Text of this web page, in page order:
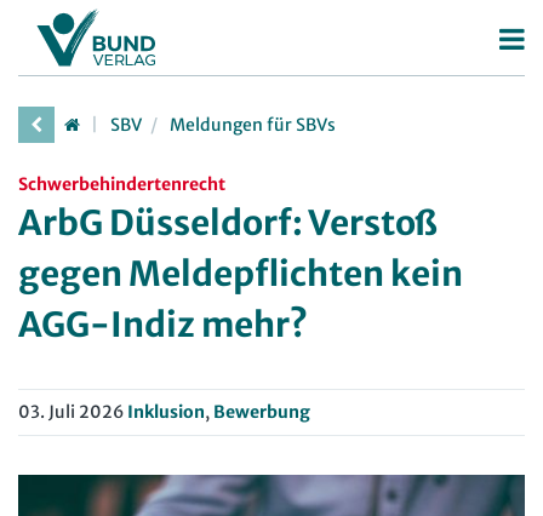
Betriebsrat
Betriebsratsarbeit
Mitbestimmung
Arbeitsschutz
Beschäftigtendatenschutz
Mitbestimmungskompass
Deutscher Personalräte-Preis
Personalvertretungsrecht
TVöD | TV-L
Beschäftigtendatenschutz
Lexikon
JAV
Arbeit in der SBV
Arbeit in der MAV
Bücher
Arbeitsrecht im Betrieb
SBV Meldungen für SBVs
Schwerbehindertenrecht
ArbG Düsseldorf: Verstoß
gegen Meldepflichten kein
AGG-Indiz mehr?
03. Juli 2026 Inklusion, Bewerbung